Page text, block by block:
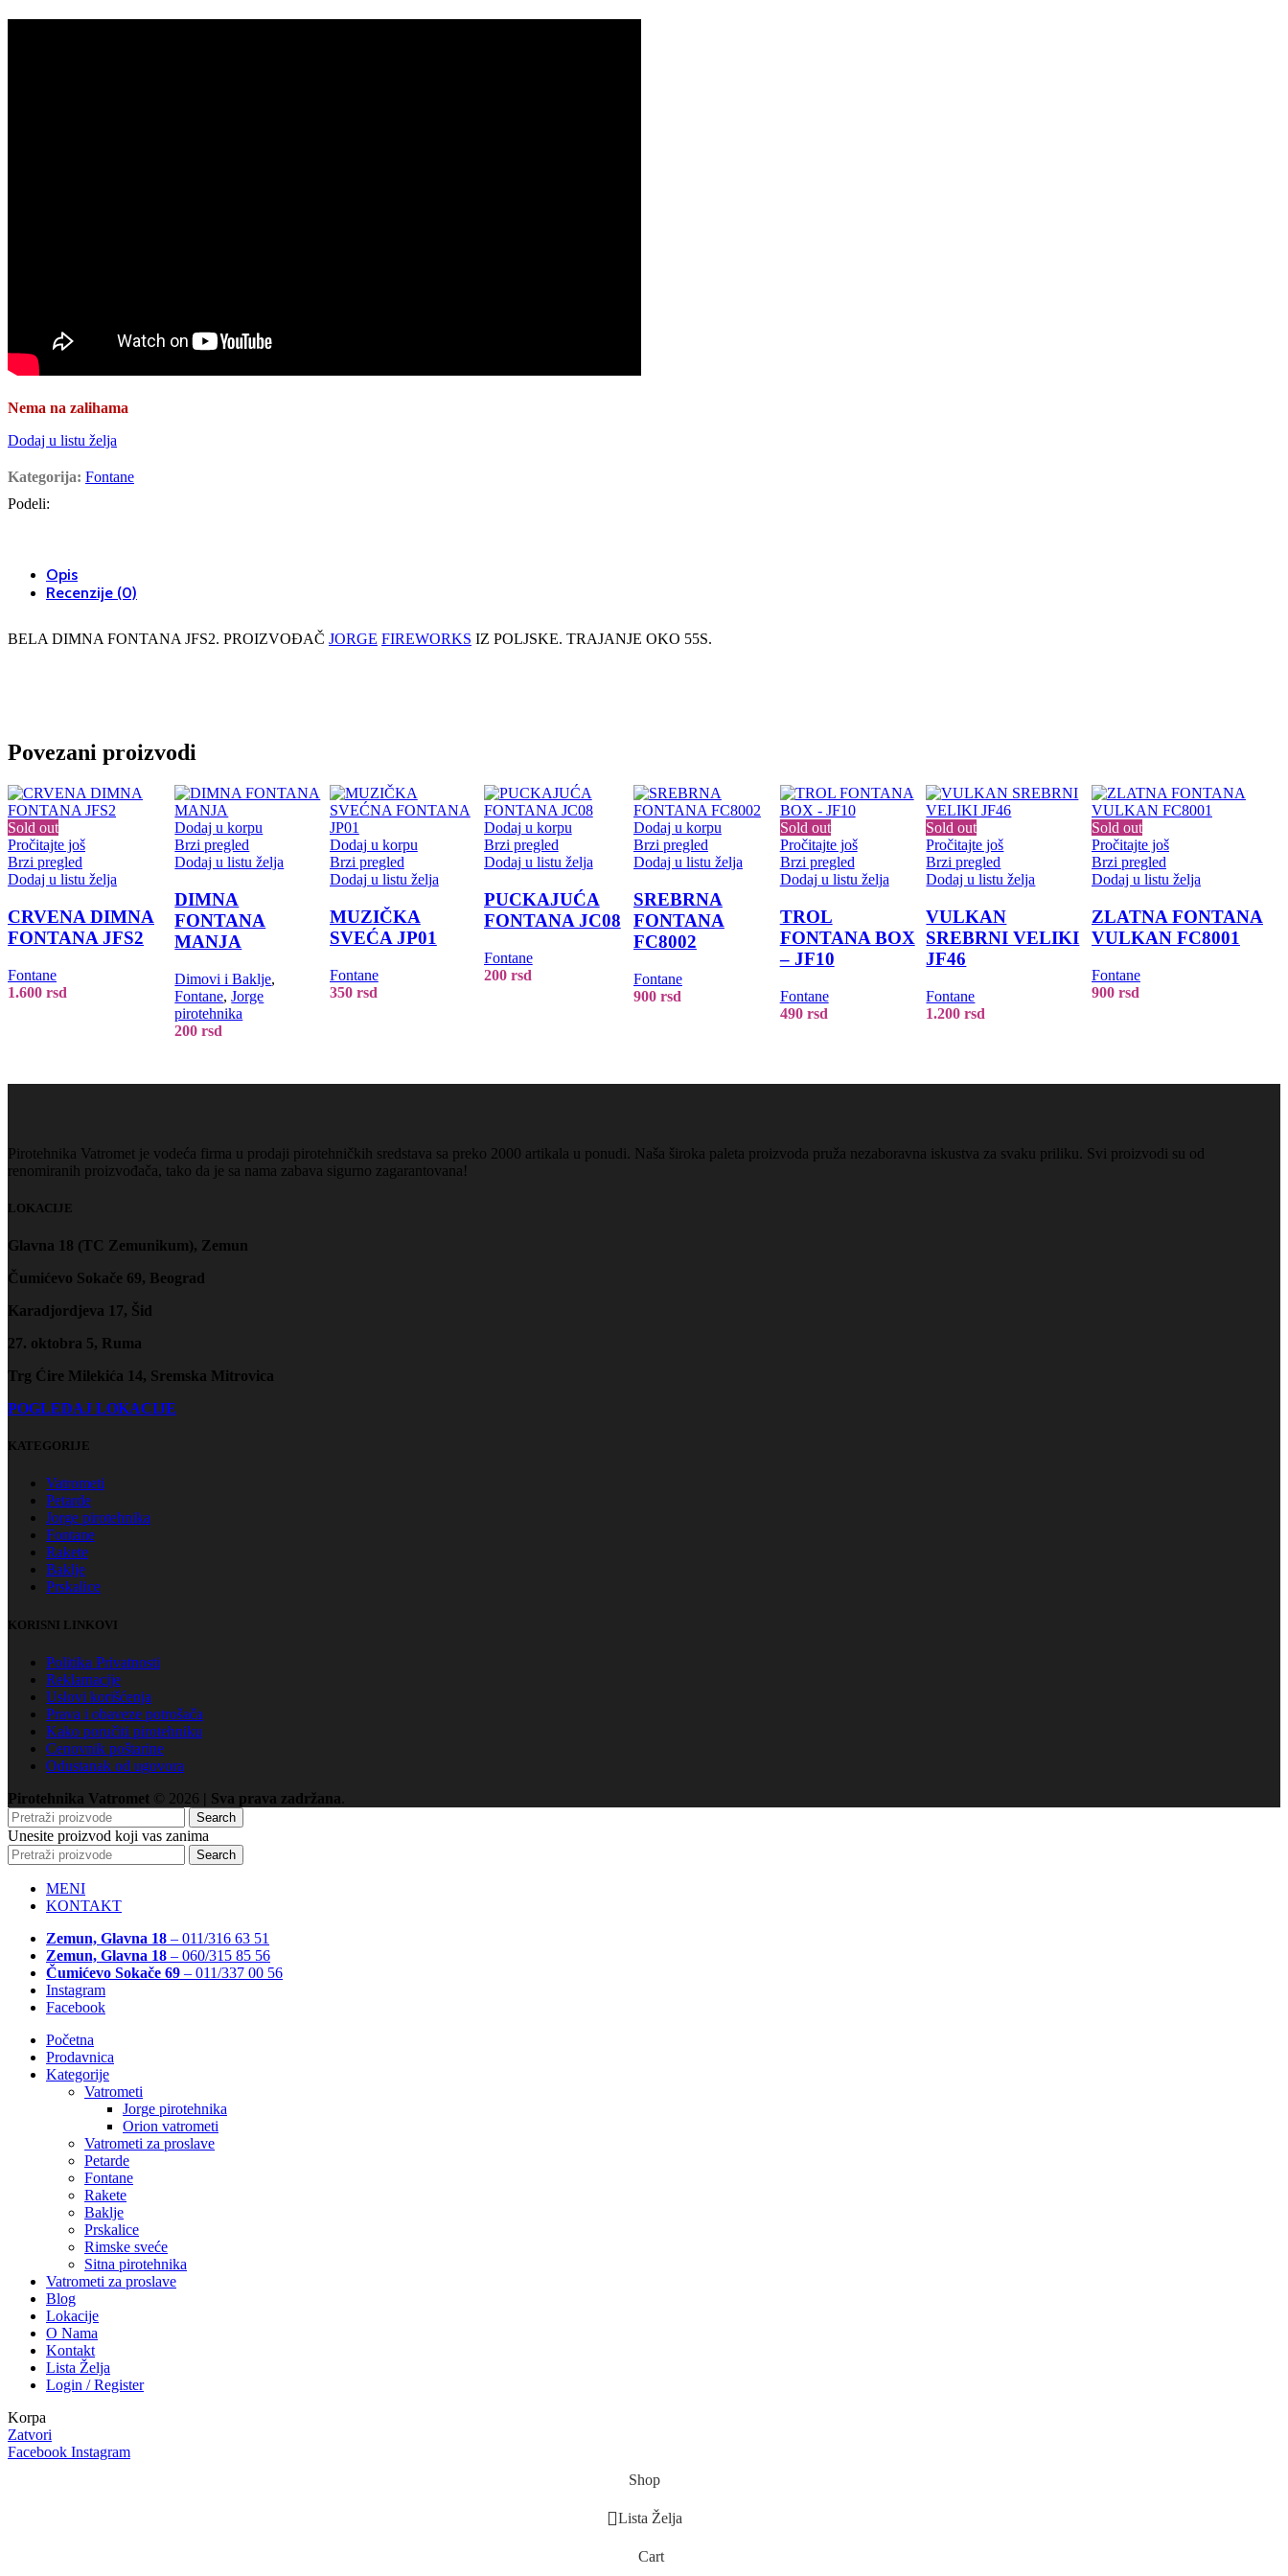
Nema na zalihama
Dodaj u listu želja
Kategorija: Fontane
Podeli:
Opis
Recenzije (0)
BELA DIMNA FONTANA JFS2. PROIZVOĐAČ JORGE FIREWORKS IZ POLJSKE. TRAJANJE OKO 55S.
Povezani proizvodi
Sold out
Pročitajte još
Brzi pregled
Dodaj u listu želja
CRVENA DIMNA
FONTANA JFS2
Fontane
1.600 rsd
Dodaj u korpu
Brzi pregled
Dodaj u listu želja
DIMNA
FONTANA
MANJA
Dimovi i Baklje,
Fontane, Jorge
pirotehnika
200rsd
Dodaj u korpu
Brzi pregled
Dodaj u listu želja
MUZIČKA
SVEĆA JP01
Fontane
350 rsd
Dodaj u korpu
Brzi pregled
Dodaj u listu želja
PUCKAJUĆA
FONTANA JC08
Fontane
200 rsd
Dodaj u korpu
Brzi pregled
Dodaj u listu želja
SREBRNA
FONTANA
FC8002
Fontane
900 rsd
Sold out
Pročitajte još
Brzi pregled
Dodaj u listu želja
TROL
FONTANA BOX
– JF10
Fontane
490 rsd
Sold out
Pročitajte još
Brzi pregled
Dodaj u listu želja
VULKAN
SREBRNI VELIKI
JF46
Fontane
1.200rsd
Sold out
Pročitajte još
Brzi pregled
Dodaj u listu želja
ZLATNA FONTANA
VULKAN FC8001
Fontane
900 rsd
Pirotehnika Vatromet je vodeća firma u prodaji pirotehničkih sredstava sa preko 2000 artikala u ponudi. Naša široka paleta proizvoda pruža nezaboravna iskustva za svaku priliku. Svi proizvodi su od
renomiranih proizvođača, tako da je sa nama zabava sigurno zagarantovana!
LOKACIJE
Glavna 18 (TC Zemunikum), Zemun
Čumićevo Sokače 69, Beograd
Karadjordjeva 17, Šid
27. oktobra 5, Ruma
Trg Ćire Milekića 14, Sremska Mitrovica
POGLEDAJ LOKACIJE
KATEGORIJE
Vatrometi
Petarde
Jorge pirotehnika
Fontane
Rakete
Baklje
Prskalice
KORISNI LINKOVI
Politika Privatnosti
Reklamacije
Uslovi korišćenja
Prava i obaveze potrošača
Kako poručiti pirotehniku
Cenovnik poštarine
Odustanak od ugovora
Pirotehnika Vatromet © 2026 | Sva prava zadržana.
Search
Unesite proizvod koji vas zanima
Search
MENI
KONTAKT
Zemun, Glavna 18 – 011/316 63 51
Zemun, Glavna 18 – 060/315 85 56
Čumićevo Sokače 69 – 011/337 00 56
Instagram
Facebook
Početna
Prodavnica
Kategorije
Vatrometi
Jorge pirotehnika
Orion vatrometi
Vatrometi za proslave
Petarde
Fontane
Rakete
Baklje
Prskalice
Rimske sveće
Sitna pirotehnika
Vatrometi za proslave
Blog
Lokacije
O Nama
Kontakt
Lista Želja
Login / Register
Korpa
Zatvori
Facebook Instagram
Shop
Lista Želja
Cart